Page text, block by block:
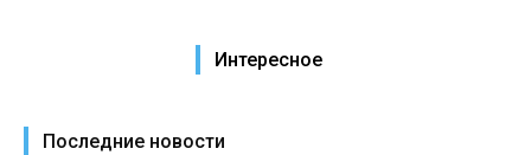
Интересное
Последние новости